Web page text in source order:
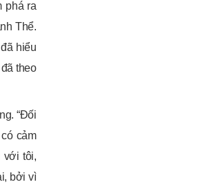
phá ra
Thể.
hiểu
theo
“Đối
cảm
với tôi,
bởi vì